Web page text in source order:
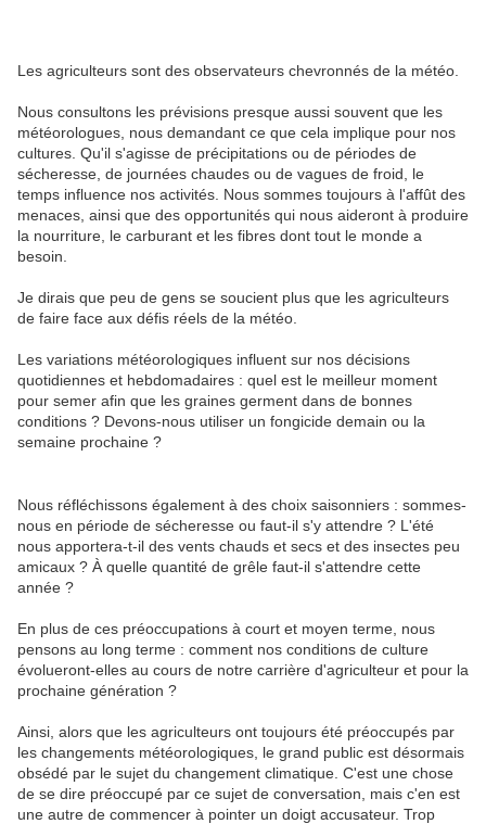
Les agriculteurs sont des observateurs chevronnés de la météo.
Nous consultons les prévisions presque aussi souvent que les
météorologues, nous demandant ce que cela implique pour nos
cultures. Qu'il s'agisse de précipitations ou de périodes de
sécheresse, de journées chaudes ou de vagues de froid, le
temps influence nos activités. Nous sommes toujours à l'affût des
menaces, ainsi que des opportunités qui nous aideront à produire
la nourriture, le carburant et les fibres dont tout le monde a
besoin.
Je dirais que peu de gens se soucient plus que les agriculteurs
de faire face aux défis réels de la météo.
Les variations météorologiques influent sur nos décisions
quotidiennes et hebdomadaires : quel est le meilleur moment
pour semer afin que les graines germent dans de bonnes
conditions ? Devons-nous utiliser un fongicide demain ou la
semaine prochaine ?
Nous réfléchissons également à des choix saisonniers : sommes-
nous en période de sécheresse ou faut-il s'y attendre ? L'été
nous apportera-t-il des vents chauds et secs et des insectes peu
amicaux ? À quelle quantité de grêle faut-il s'attendre cette
année ?
En plus de ces préoccupations à court et moyen terme, nous
pensons au long terme : comment nos conditions de culture
évolueront-elles au cours de notre carrière d'agriculteur et pour la
prochaine génération ?
Ainsi, alors que les agriculteurs ont toujours été préoccupés par
les changements météorologiques, le grand public est désormais
obsédé par le sujet du changement climatique. C'est une chose
de se dire préoccupé par ce sujet de conversation, mais c'en est
une autre de commencer à pointer un doigt accusateur. Trop